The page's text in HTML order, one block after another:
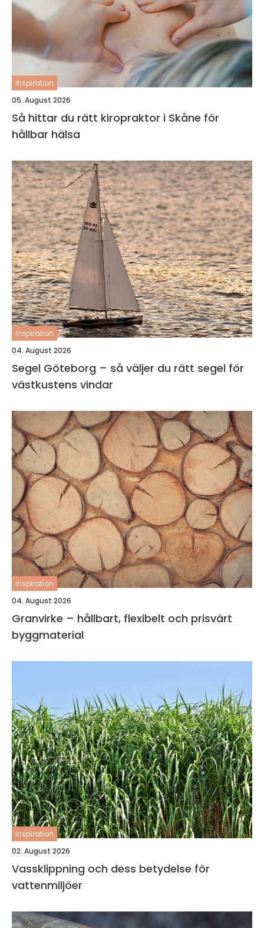
inspiration
05. August 2026
Så hittar du rätt kiropraktor i Skåne för
hållbar hälsa
inspiration
04. August 2026
Segel Göteborg – så väljer du rätt segel för
västkustens vindar
inspiration
04. August 2026
Granvirke – hållbart, flexibelt och prisvärt
byggmaterial
inspiration
02. August 2026
Vassklippning och dess betydelse för
vattenmiljöer